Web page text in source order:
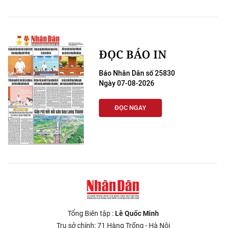
ĐỌC BÁO IN
Báo Nhân Dân số 25830
Ngày 07-08-2026
ĐỌC NGAY
Tổng Biên tập :Lê Quốc Minh
Trụ sở chính: 71 Hàng Trống - Hà Nội